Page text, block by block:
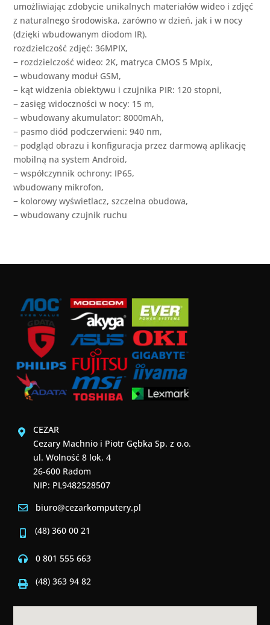
umożliwiając zdobycie unikalnych materiałów wideo i zdjęć
z naturalnego środowiska, zarówno w dzień, jak i w nocy
(dzięki wbudowanym diodom IR).
rozdzielczość zdjęć: 36MPIX,
− rozdzielczość wideo: 2K, matryca CMOS 5 Mpix,
− wbudowany moduł GSM,
− kąt widzenia obiektywu i czujnika PIR: 120 stopni,
− zasięg widoczności w nocy: 15 m,
− wbudowany akumulator: 8000mAh,
− pasmo diód podczerwieni: 940 nm,
− podgląd obrazu i konfiguracja przez darmową aplikację
mobilną na system Android,
− współczynnik ochrony: IP65,
wbudowany mikrofon,
− kolorowy wyświetlacz, szczelna obudowa,
− wbudowany czujnik ruchu
CEZAR
Cezary Machnio i Piotr Gębka Sp. z o.o.
ul. Wolność 8 lok. 4
26-600 Radom
NIP: PL9482528507
biuro@cezarkomputery.pl
(48) 360 00 21
0 801 555 663
(48) 363 94 82